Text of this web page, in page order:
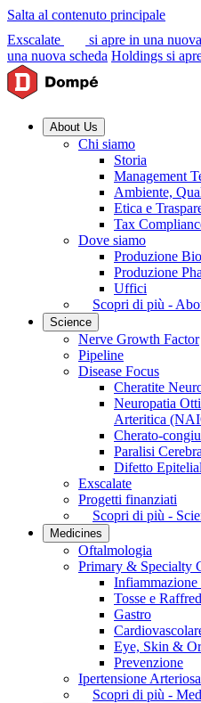
Salta al contenuto principale
Exscalate
si apre in una
una nuova scheda Holdings si
About Us
Chi siamo
Storia
Management
Ambiente,
Etica e
Tax
Dove siamo
Produzione
Produzione
Uffici
Scopri di più -
Science
Nerve Growth Factor
Pipeline
Disease Focus
Cheratite
Neuropatia
Arteritica
Cherato-
Paralisi
Difetto
Exscalate
Progetti finanziati
Scopri di più -
Medicines
Oftalmologia
Primary & Specialty
Tosse e
Gastro
Eye, Skin &
Prevenzione
Ipertensione
Scopri di più -